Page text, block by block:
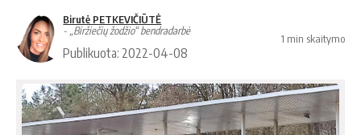
Birutė PETKEVIČIŪTĖ
- „Biržiečių žodžio“ bendradarbė
Publikuota: 2022-04-08
1 min skaitymo